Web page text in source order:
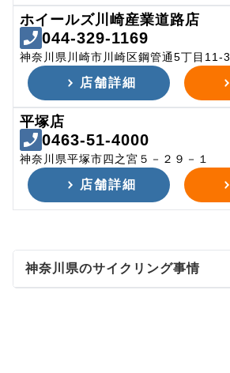
ホイールズ川崎産業道路店
044-329-1169
神奈川県川崎市川崎区鋼管通5丁目11-3
店舗詳細
平塚店
0463-51-4000
神奈川県平塚市四之宮５－２９－１
店舗詳細
神奈川県のサイクリング事情